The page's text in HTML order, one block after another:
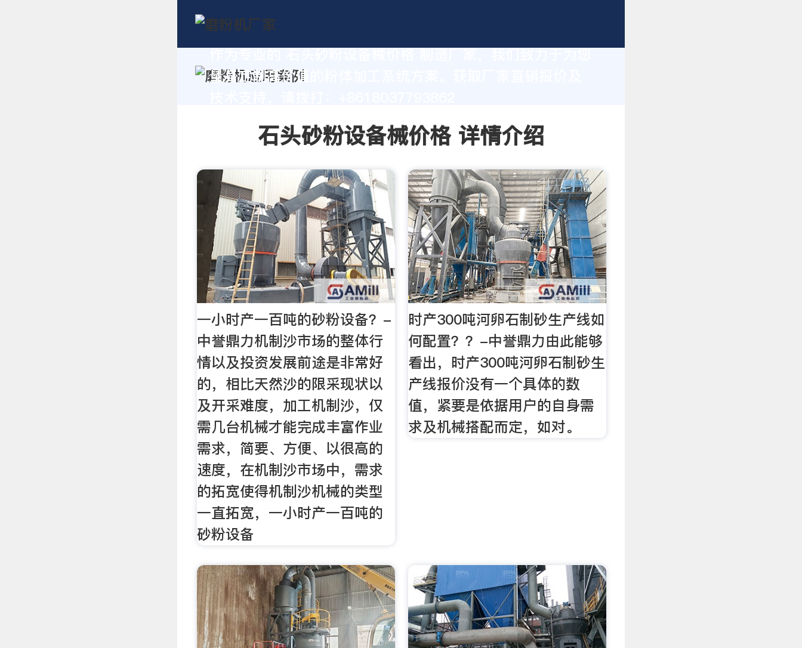
量身定制高价值的粉体加工系统方案。获取厂家直销报价及
石头砂粉设备械价格 详情介绍
一小时产一百吨的砂粉设备？-
中誉鼎力机制沙市场的整体行
情以及投资发展前途是非常好
的，相比天然沙的限采现状以
及开采难度，加工机制沙，仅
需几台机械才能完成丰富作业
需求，简要、方便、以很高的
速度，在机制沙市场中，需求
的拓宽使得机制沙机械的类型
一直拓宽，一小时产一百吨的
砂粉设备
时产300吨河卵石制砂生产线如
何配置？？-中誉鼎力由此能够
看出，时产300吨河卵石制砂生
产线报价没有一个具体的数
值，紧要是依据用户的自身需
求及机械搭配而定，如对。